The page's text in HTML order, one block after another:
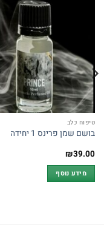
טיפוח כלב
בושם שמן פרינס 1 יחידה
₪39.00
מידע נוסף